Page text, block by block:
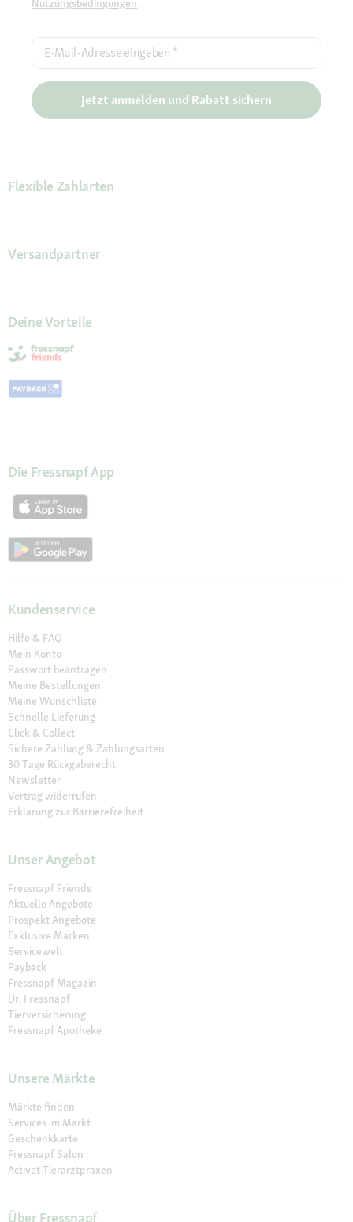
Nutzungsbedingungen.
E-Mail-Adresse eingeben *
Jetzt anmelden und Rabatt sichern
Flexible Zahlarten
Versandpartner
Deine Vorteile
Die Fressnapf App
Kundenservice
Hilfe & FAQ
Mein Konto
Passwort beantragen
Meine Bestellungen
Meine Wunschliste
Schnelle Lieferung
Click & Collect
Sichere Zahlung & Zahlungsarten
30 Tage Rückgaberecht
Newsletter
Vertrag widerrufen
Erklärung zur Barrierefreiheit
Unser Angebot
Fressnapf Friends
Aktuelle Angebote
Prospekt Angebote
Exklusive Marken
Servicewelt
Payback
Fressnapf Magazin
Dr. Fressnapf
Tierversicherung
Fressnapf Apotheke
Unsere Märkte
Märkte finden
Services im Markt
Geschenkkarte
Fressnapf Salon
Activet Tierarztpraxen
Über Fressnapf